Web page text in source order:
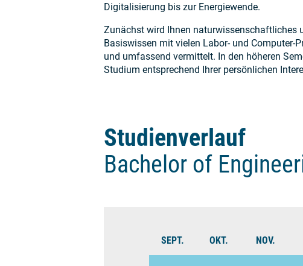
Digitalisierung bis zur Energiewende.
Zunächst wird Ihnen naturwissenschaftliches
Basiswissen mit vielen Labor- und Computer-
und umfassend vermittelt. In den höheren
Studium entsprechend Ihrer persönlichen
Studienverlauf
Bachelor of
SEPT. OKT. NOV.